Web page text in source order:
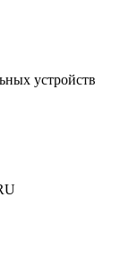
устройств